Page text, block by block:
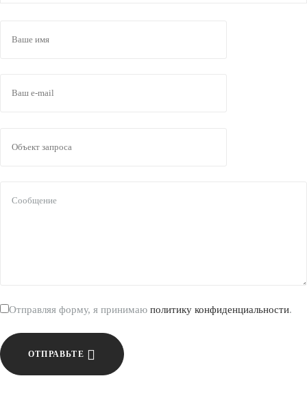
Отправляя форму, я принимаю политику конфиденциальности.
ОТПРАВЬТЕ